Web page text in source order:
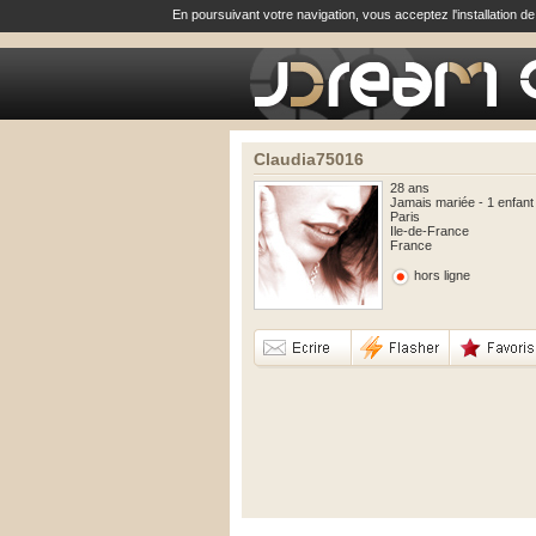
En poursuivant votre navigation, vous acceptez l'installation
Claudia75016
28 ans
Jamais mariée - 1 enfant
Paris
Ile-de-France
France
hors ligne